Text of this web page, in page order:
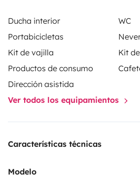
Ducha interior
WC
Portabicicletas
Kit de vajilla
Kit
Productos de consumo
Dirección asistida
Ver todos los equipamientos
Características técnicas
Modelo